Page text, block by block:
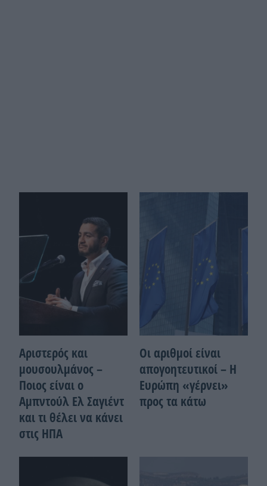
Αριστερός και
μουσουλμάνος –
Ποιoς είναι ο
Αμπντούλ Ελ Σαγιέντ
και τι θέλει να κάνει
στις ΗΠΑ
Οι αριθμοί είναι
απογοητευτικοί – Η
Ευρώπη «γέρνει»
προς τα κάτω